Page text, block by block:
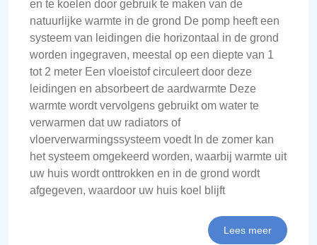
en te koelen door gebruik te maken van de
natuurlijke warmte in de grond De pomp heeft een
systeem van leidingen die horizontaal in de grond
worden ingegraven, meestal op een diepte van 1
tot 2 meter Een vloeistof circuleert door deze
leidingen en absorbeert de aardwarmte Deze
warmte wordt vervolgens gebruikt om water te
verwarmen dat uw radiators of
vloerverwarmingssysteem voedt In de zomer kan
het systeem omgekeerd worden, waarbij warmte uit
uw huis wordt onttrokken en in de grond wordt
afgegeven, waardoor uw huis koel blijft
Lees meer